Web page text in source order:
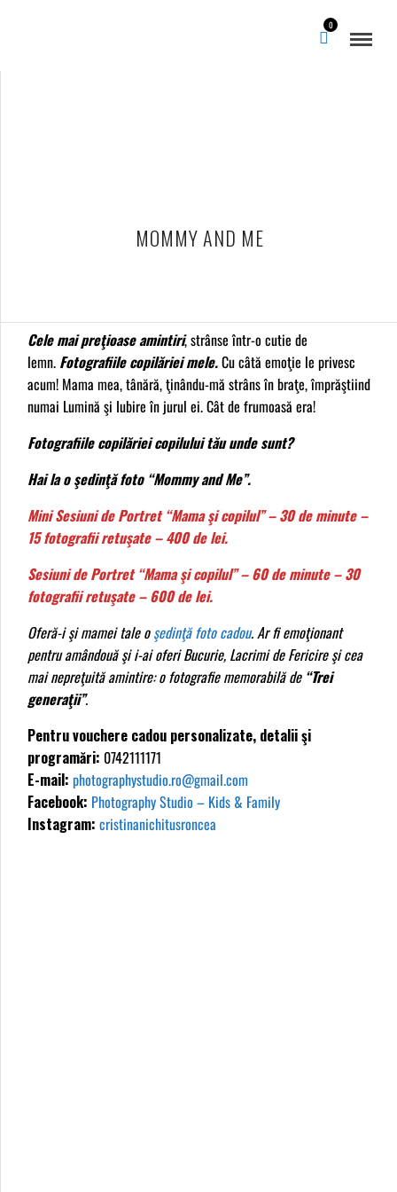
0
MOMMY AND ME
Cele mai preţioase amintiri, strânse într-o cutie de
lemn. Fotografiile copilăriei mele.Cu câtă emoţie le privesc
acum! Mama mea, tânără, ţinându-mă strâns în braţe, împrăştiind
numai Lumină şi Iubire în jurul ei. Cât de frumoasă era!
Fotografiile copilăriei copilului tău unde sunt?
Hai la o şedinţă foto “Mommy and Me”.
Mini Sesiuni de Portret “Mama şi copilul” – 30 de minute –
15 fotografii retuşate – 400 de lei.
Sesiuni de Portret “Mama şi copilul” – 60 de minute – 30
fotografii retuşate – 600 de lei.
Oferă-i şi mamei tale oşedinţă foto cadou. Ar fi emoţionant
pentru amândouă şi i-ai oferi Bucurie, Lacrimi de Fericire şi cea
mai nepreţuită amintire: o fotografie memorabilă de “Trei
generaţii”.
Pentru vouchere cadou personalizate, detalii şi
programări: 0742111171
E-mail: photographystudio.ro@gmail.com
Facebook: Photography Studio – Kids & Family
Instagram: cristinanichitusroncea